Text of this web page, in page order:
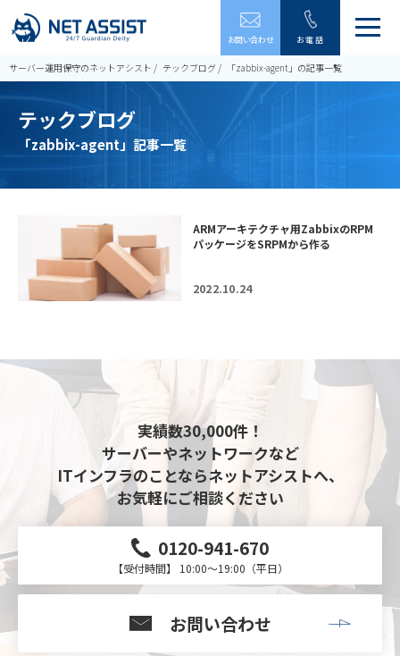
お問い合わせ お電話
メ
ー
サーバー運用保守のネットアシスト テックブログ 「zabbix-agent」の記事一覧
テックブログ
「zabbix-agent」記事一覧
ARMアーキテクチャ用ZabbixのRPM
パッケージをSRPMから作る
2022.10.24
実績数30,000件！
サーバーやネットワークなど
ITインフラのことならネットアシストへ、
お気軽にご相談ください
0120-941-670
【受付時間】 10:00～19:00（平日）
お問い合わせ